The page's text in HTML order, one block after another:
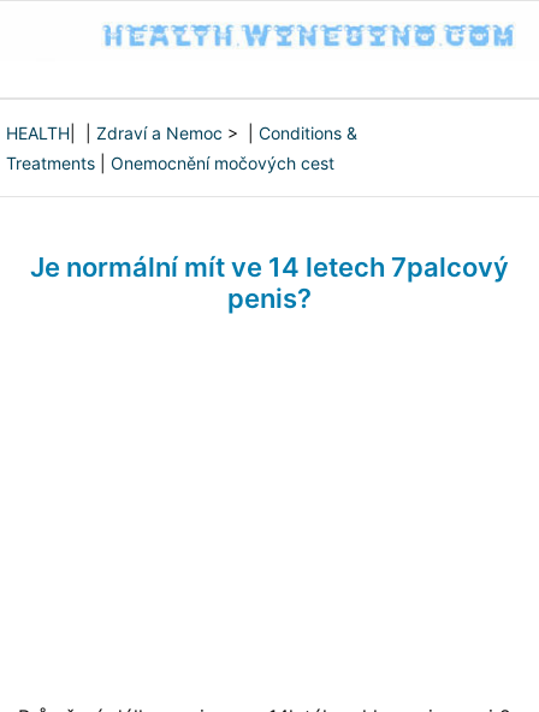
HEALTH Zdraví a Nemoc > | Conditions &
Treatments
Onemocnění močových cest
Je normální mít ve 14 letech 7palcový
penis?